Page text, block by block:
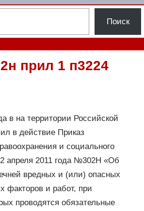
Поиск
прил 1 п3224
в на территории Российской
в действие Приказ
и социального
апреля 2011 года №302Н «Об
вредных и (или) опасных
факторов и работ, при
проводятся обязательные